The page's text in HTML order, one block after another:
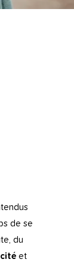
de se
du
et